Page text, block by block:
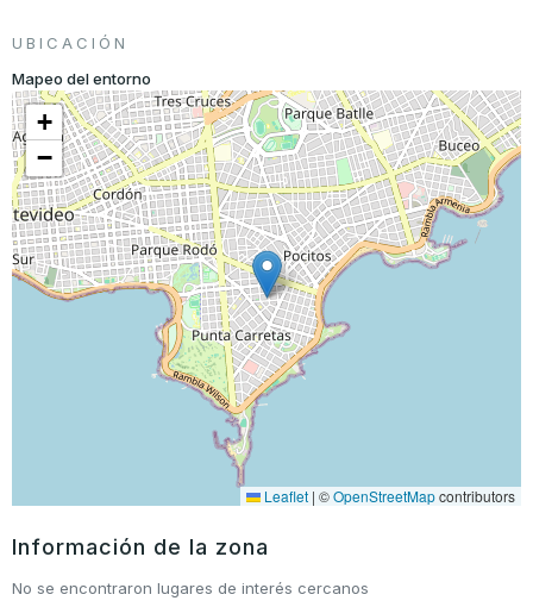
UBICACIÓN
Mapeo del entorno
+
−
Leaflet | ©OpenStreetMapcontributors
Información de la zona
No se encontraron lugares de interés cercanos